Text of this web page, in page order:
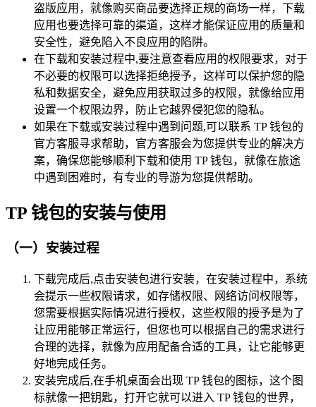
盗版应用，就像购买商品要选择正规的商场一样，下载
应用也要选择可靠的渠道，这样才能保证应用的质量和
安全性，避免陷入不良应用的陷阱。
在下载和安装过程中,要注意查看应用的权限要求，对于
不必要的权限可以选择拒绝授予，这样可以保护您的隐
私和数据安全，避免应用获取过多的权限，就像给应用
设置一个权限边界，防止它越界侵犯您的隐私。
如果在下载或安装过程中遇到问题,可以联系 TP 钱包的
官方客服寻求帮助，官方客服会为您提供专业的解决方
案，确保您能够顺利下载和使用 TP 钱包，就像在旅途
中遇到困难时，有专业的导游为您提供帮助。
TP 钱包的安装与使用
（一）安装过程
下载完成后,点击安装包进行安装，在安装过程中，系统
会提示一些权限请求，如存储权限、网络访问权限等，
您需要根据实际情况进行授权，这些权限的授予是为了
让应用能够正常运行，但您也可以根据自己的需求进行
合理的选择，就像为应用配备合适的工具，让它能够更
好地完成任务。
安装完成后,在手机桌面会出现 TP 钱包的图标，这个图
标就像一把钥匙，打开它就可以进入 TP 钱包的世界，